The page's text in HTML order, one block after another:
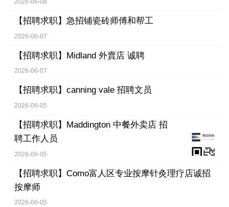
2026-06-08
【招聘求职】 急招铺瓷砖师傅和帮工
2026-06-07
【招聘求职】 Midland 外賣店 诚聘
2026-06-07
【招聘求职】 canning vale 招聘文员
2026-06-05
【招聘求职】 Maddington 中餐外卖店 招
聘工作人员
2026-06-05
【招聘求职】 Como富人区专业按摩针灸理疗店诚招
按摩师
2026-06-05